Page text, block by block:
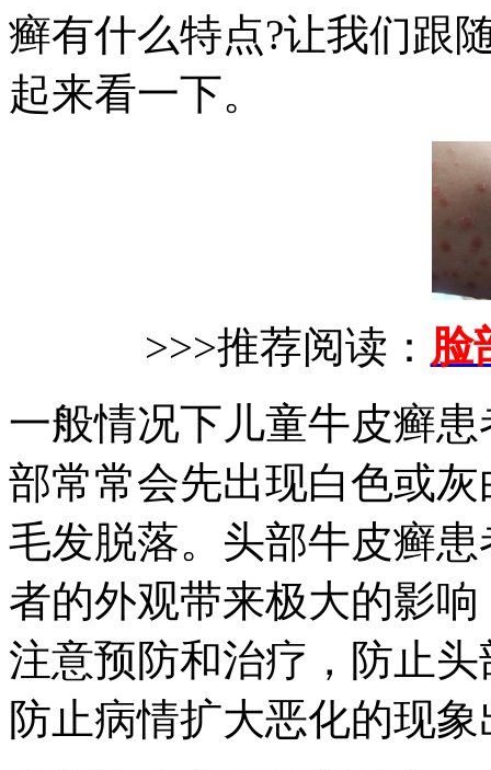
癣有什么特点?让我们跟
起来看一下。
>>>推荐阅读： 脸
一般情况下儿童牛皮癣
部常常会先出现白色或
毛发脱落。头部牛皮癣
者的外观带来极大的影
注意预防和治疗，防止
防止病情扩大恶化的现